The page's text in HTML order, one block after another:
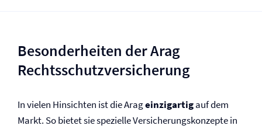
Besonderheiten der Arag
Rechtsschutz­versicherung
In vielen Hinsichten ist die Arageinzigartigauf dem
Markt. So bietet sie spezielle Versicherungskonzepte in